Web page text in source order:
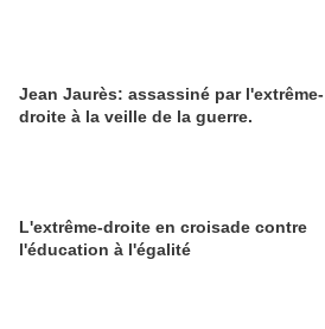
Jean Jaurès: assassiné par l'extrême-
droite à la veille de la guerre.
L'extrême-droite en croisade contre
l'éducation à l'égalité